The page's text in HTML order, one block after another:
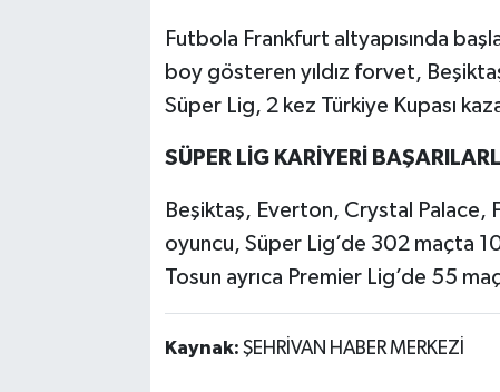
Futbola Frankfurt altyapısında
boy gösteren yıldız forvet,
Süper Lig, 2 kez Türkiye Kupası
SÜPER LİG KARİYERİ
Beşiktaş, Everton, Crystal Palace,
oyuncu, Süper Lig’de 302 maçta
Tosun ayrıca Premier Lig’de 55
Kaynak: ŞEHRİVAN HABER MERKEZİ